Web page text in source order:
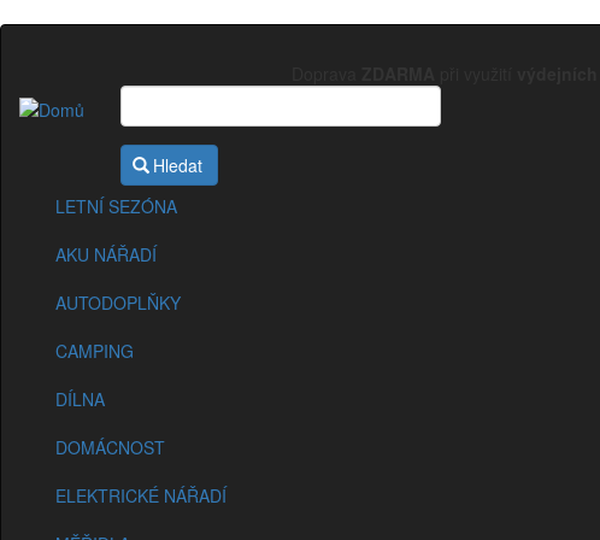
Přejít
obsahu
Hledat
Sekce
eshopu
LETNÍ SEZÓNA
AKU NÁŘADÍ
AUTODOPLŇKY
CAMPING
DÍLNA
DOMÁCNOST
ELEKTRICKÉ NÁŘADÍ